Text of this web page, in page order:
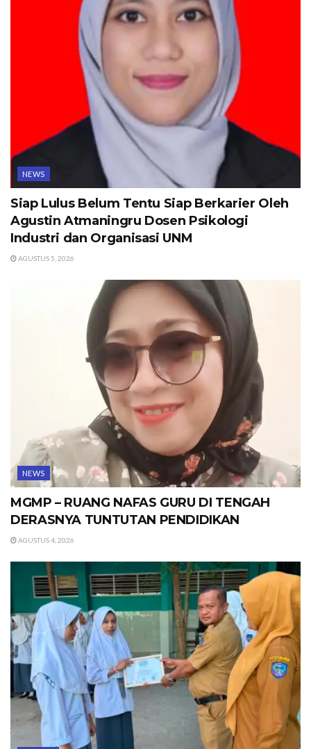
NEWS
Siap Lulus Belum Tentu Siap Berkarier Oleh
Agustin Atmaningru Dosen Psikologi
Industri dan Organisasi UNM
AGUSTUS 5, 2026
NEWS
MGMP – RUANG NAFAS GURU DI TENGAH
DERASNYA TUNTUTAN PENDIDIKAN
AGUSTUS 4, 2026